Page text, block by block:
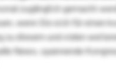
zugänglich gemacht
wenn Sie sich für einen
diesem und vielen
News, spannende